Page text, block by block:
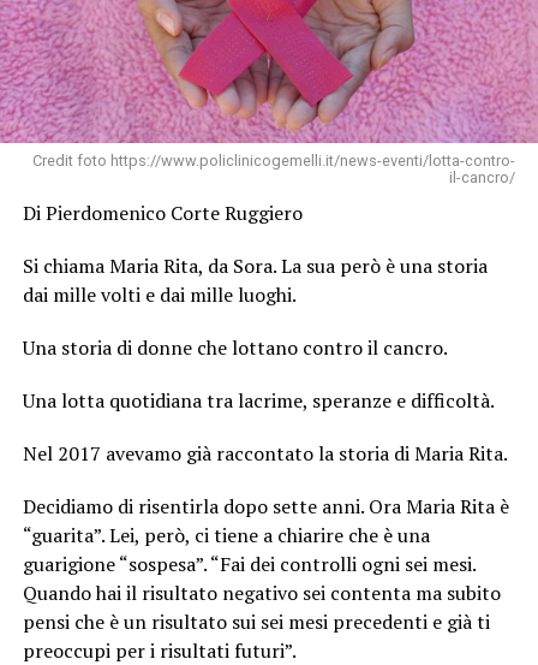
Credit foto https://www.policlinicogemelli.it/news-eventi/lotta-contro-
il-cancro/
Di Pierdomenico Corte Ruggiero
Si chiama Maria Rita, da Sora. La sua però è una storia
dai mille volti e dai mille luoghi.
Una storia di donne che lottano contro il cancro.
Una lotta quotidiana tra lacrime, speranze e difficoltà.
Nel 2017 avevamo già raccontato la storia di Maria Rita.
Decidiamo di risentirla dopo sette anni. Ora Maria Rita è
“guarita”. Lei, però, ci tiene a chiarire che è una
guarigione “sospesa”. “Fai dei controlli ogni sei mesi.
Quando hai il risultato negativo sei contenta ma subito
pensi che è un risultato sui sei mesi precedenti e già ti
preoccupi per i risultati futuri”.